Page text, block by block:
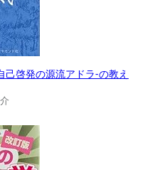
己啓発の源流アドラ-の教え